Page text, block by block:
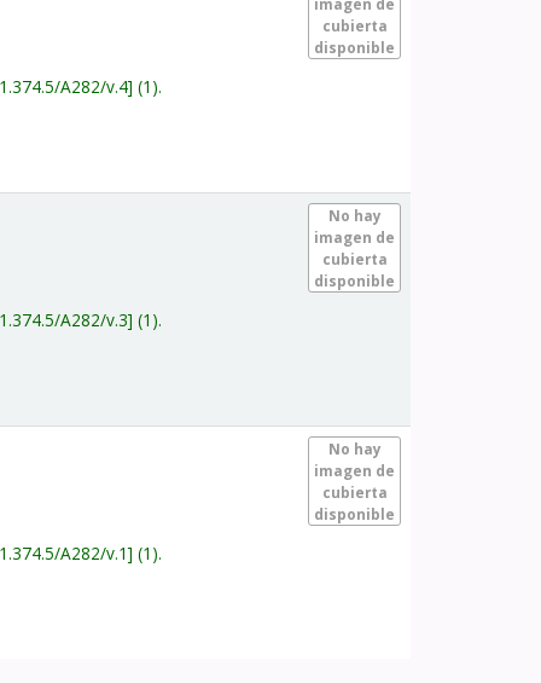
cubierta
disponible
A282/v.4 (1).
No hay
imagen de
cubierta
disponible
A282/v.3 (1).
No hay
imagen de
cubierta
disponible
A282/v.1 (1).